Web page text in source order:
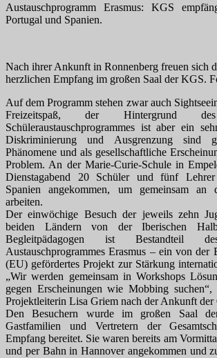
Austauschprogramm Erasmus: KGS
Portugal und Spanien.
Nach ihrer Ankunft in Ronnenberg freuen sich
herzlichen Empfang im großen Saal der KGS.
Auf dem Programm stehen zwar auch
Freizeitspaß, der Hintergrund des
Schüleraustauschprogrammes ist aber ein
Diskriminierung und Ausgrenzung sind
Phänomene und als gesellschaftliche
Problem. An der Marie-Curie-Schule in
Dienstagabend 20 Schüler und fünf
Spanien angekommen, um gemeinsam an
arbeiten.
Der einwöchige Besuch der jeweils zehn
beiden Ländern von der Iberischen
Begleitpädagogen ist Bestandteil
Austauschprogrammes Erasmus – ein von der
(EU) gefördertes Projekt zur Stärkung
„Wir werden gemeinsam in Workshops
gegen Erscheinungen wie Mobbing suchen“,
Projektleiterin Lisa Griem nach der Ankunft der
Den Besuchern wurde im großen Saal
Gastfamilien und Vertretern der
Empfang bereitet. Sie waren bereits am
und per Bahn in Hannover angekommen und